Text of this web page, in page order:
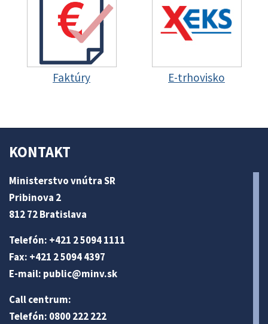
Faktúry E-trhovisko
KONTAKT
Ministerstvo vnútra SR
Pribinova 2
812 72 Bratislava
Telefón: +421 2 5094 1111
Fax: +421 2 5094 4397
E-mail: public@minv.sk
Call centrum:
Telefón: 0800 222 222